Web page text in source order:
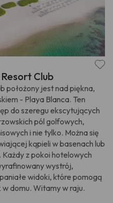
Club
położony jest nad piękna,
- Playa Blanca. Ten
do szeregu ekscytujących
pól golfowych,
i nie tylko. Można się
kąpieli w basenach lub
Każdy z pokoi hotelowych
wystrój,
widoki, które pomogą
w domu. Witamy w raju.